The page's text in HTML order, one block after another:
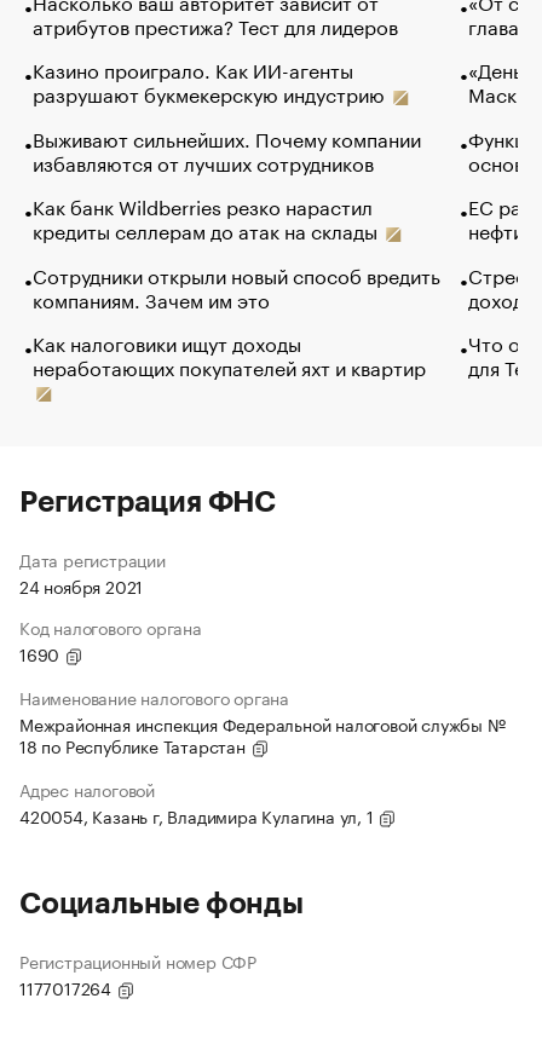
атрибутов престижа? Тест для лидеров
Казино проиграло. Как ИИ-агенты
разрушают букмекерскую индустрию
Выживают сильнейших. Почему компании
избавляются от лучших сотрудников
Как банк Wildberries резко нарастил
кредиты селлерам до атак на склады
Сотрудники открыли новый способ вредить
компаниям. Зачем им это
Как налоговики ищут доходы
неработающих покупателей яхт и квартир
глава
Маск в
основ
ЕС
нефти
Что
для
Регистрация ФНС
Дата регистрации
24 ноября 2021
Код налогового органа
1690
Наименование налогового органа
Межрайонная инспекция Федеральной налоговой службы №
18 по Республике Татарстан
Адрес налоговой
420054, Казань г, Владимира Кулагина ул, 1
Социальные фонды
Регистрационный номер СФР
1177017264